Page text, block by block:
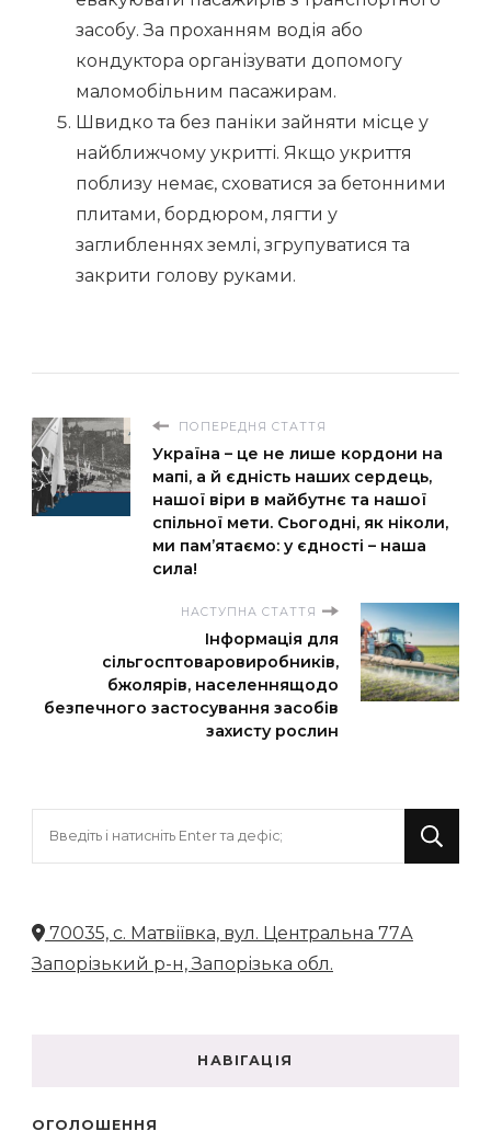
засобу. За проханням водія або
кондуктора організувати допомогу
маломобільним пасажирам.
Швидко та без паніки зайняти місце у
найближчому укритті. Якщо укриття
поблизу немає, сховатися за бетонними
плитами, бордюром, лягти у
заглибленнях землі, згрупуватися та
закрити голову руками.
ПОПЕРЕДНЯ СТАТТЯ
Україна – це не лише кордони на
мапі, а й єдність наших сердець,
нашої віри в майбутнє та нашої
спільної мети. Сьогодні, як ніколи,
ми пам’ятаємо: у єдності – наша
сила!
НАСТУПНА СТАТТЯ
Інформація для
сільгосптоваровиробників,
бжолярів, населеннящодо
безпечного застосування засобів
захисту рослин
70035, с. Матвіївка, вул. Центральна 77А
Запорізький р-н, Запорізька обл.
НАВІГАЦІЯ
ОГОЛОШЕННЯ